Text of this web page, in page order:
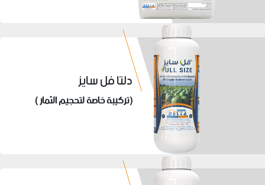
دلتا فل سايز
(تركيبة خاصة لتحجيم الثمار )